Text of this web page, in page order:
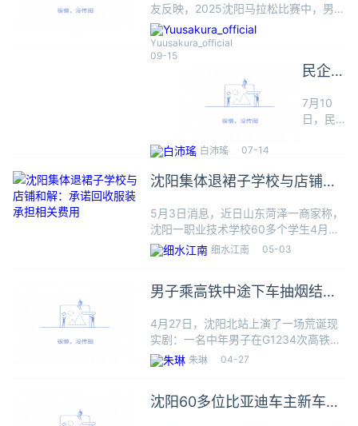
友反映，2025沈阳马拉松比赛中，男子
全程马拉松冠军在颁奖仪式上突然晕
倒。14日下午，2025沈阳马拉松组委
会工作人员就此事回应新京报记者称，
Yuusakura_official
09-15
民企老
关212
赔偿
7月10
日，民
沈阳高
院作出
的国家
涉嫌假
罪被羁
押212
决定赔
白沛瑤 07-14
沈阳集体退裙子学校与店铺和
用
5月3日消息，近日山东菏泽一商家称，
沈阳一职业技术学校60多个学生4月底
集体网购衣服，参加完运动会后集体以
“质量问题”为名退货退款。商家收到的
次销售，由于短时间内大量
细水江南 05-03
男子乘高铁中途下车抽烟结果
4月27日，沈阳北站上演了一场荒诞现
实剧：一名中年男子在G1234次高铁停
靠间隙踱至站台，指尖夹着点燃的香
烟，深吸一口后闭目沉醉。他未曾料
竟成了改变命运的“计时器”—
朱琳 04-27
沈阳60多位比亚迪车主新车不